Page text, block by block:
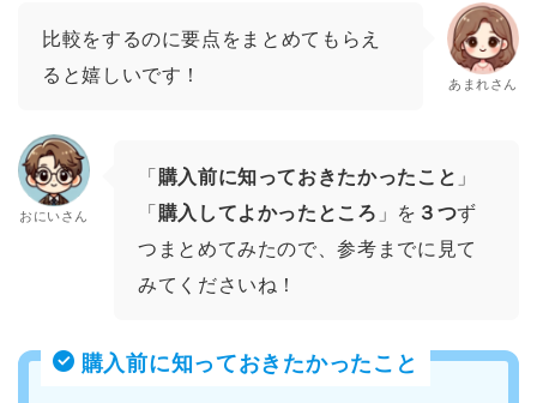
比較をするのに要点をまとめてもらえ
ると嬉しいです！
あまれさん
おにいさん
「購入前に知っておきたかったこと 」
「購入してよかったところ 」を ３つず
つまとめてみたので、参考までに見て
みてくださいね！
購入前に知っておきたかったこと